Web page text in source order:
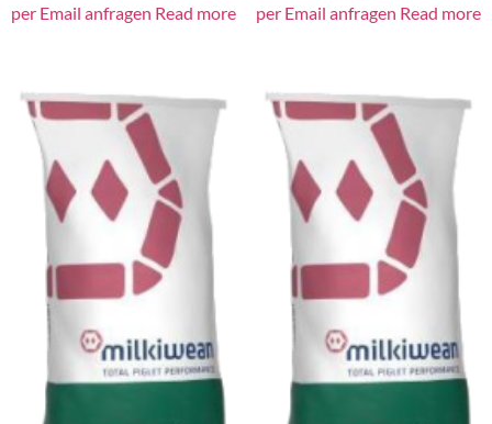
per Email anfragen Read more per Email anfragen Read more